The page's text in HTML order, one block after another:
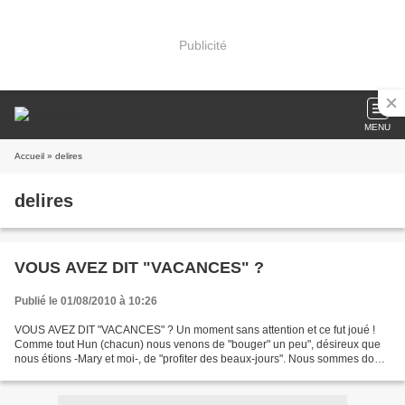
Publicité
MENU
Accueil » delires
delires
VOUS AVEZ DIT "VACANCES" ?
Publié le 01/08/2010 à 10:26
VOUS AVEZ DIT "VACANCES" ? Un moment sans attention et ce fut joué !
Comme tout Hun (chacun) nous venons de "bouger" un peu", désireux que
nous étions -Mary et moi-, de "profiter des beaux-jours". Nous sommes donc